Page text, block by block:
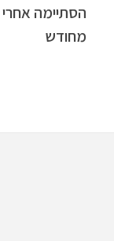
הסתיימה אחרי
מחודש